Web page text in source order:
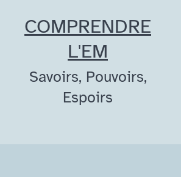
COMPRENDRE
L'EM
Savoirs, Pouvoirs,
Espoirs